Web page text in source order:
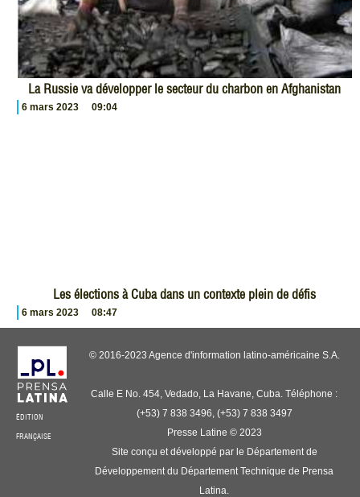
La Russie va développer le secteur du charbon en Afghanistan
6 mars 2023 09:04
Les élections à Cuba dans un contexte plein de défis
6 mars 2023 08:47
ÉDITION
FRANÇAISE
© 2016-2023 Agence d'information latino-américaine S.A.
Calle E No. 454, Vedado, La Havane, Cuba. Téléphone :
(+53) 7 838 3496, (+53) 7 838 3497
Presse Latine © 2023
Site conçu et développé par le Département de
Développement du Département Technique de Prensa
Latina.